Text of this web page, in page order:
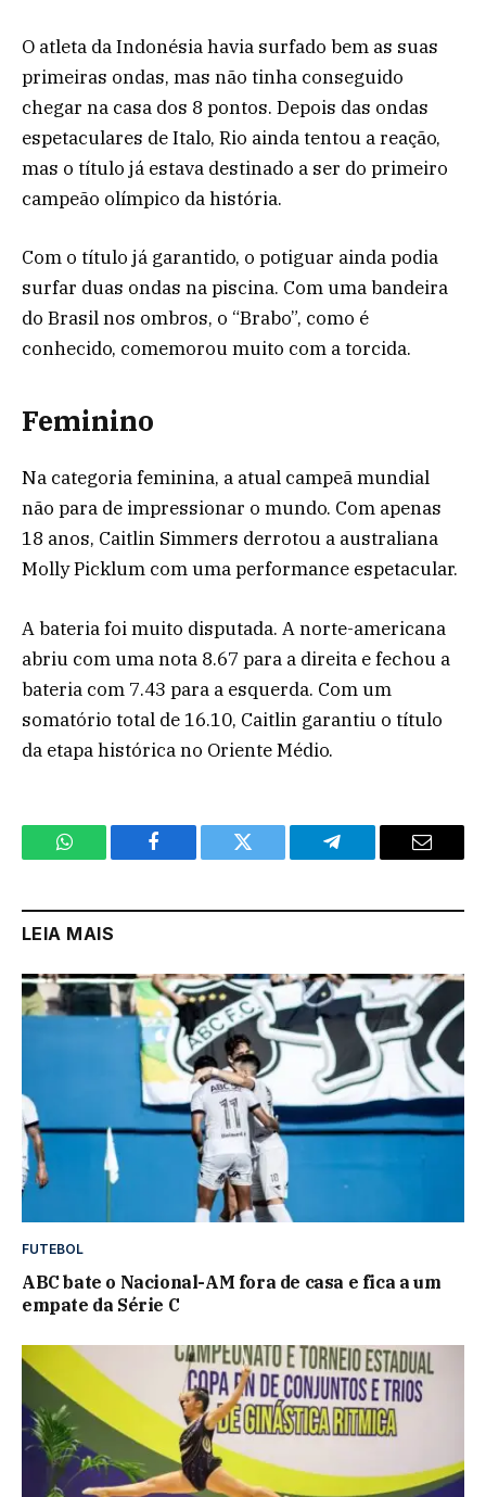
O atleta da Indonésia havia surfado bem as suas
primeiras ondas, mas não tinha conseguido
chegar na casa dos 8 pontos. Depois das ondas
espetaculares de Italo, Rio ainda tentou a reação,
mas o título já estava destinado a ser do primeiro
campeão olímpico da história.
Com o título já garantido, o potiguar ainda podia
surfar duas ondas na piscina. Com uma bandeira
do Brasil nos ombros, o “Brabo”, como é
conhecido, comemorou muito com a torcida.
Feminino
Na categoria feminina, a atual campeã mundial
não para de impressionar o mundo. Com apenas
18 anos, Caitlin Simmers derrotou a australiana
Molly Picklum com uma performance espetacular.
A bateria foi muito disputada. A norte-americana
abriu com uma nota 8.67 para a direita e fechou a
bateria com 7.43 para a esquerda. Com um
somatório total de 16.10, Caitlin garantiu o título
da etapa histórica no Oriente Médio.
WhatsApp Facebook Twitter Telegram Email
LEIA MAIS
FUTEBOL
ABC bate o Nacional-AM fora de casa e fica a um
empate da Série C